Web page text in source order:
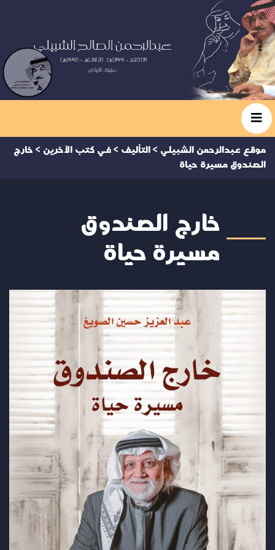
موقع عبدالرحمن الشبيلي > التأليف > في كتب الآخرين > خارج
الصندوق مسيرة حياة
خارج الصندوق
مسيرة حياة